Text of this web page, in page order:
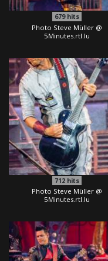
679hits
Photo Steve Müller @
5Minutes.rtl.lu
712hits
Photo Steve Müller @
5Minutes.rtl.lu